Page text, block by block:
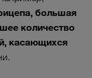
большая
количество
касающихся